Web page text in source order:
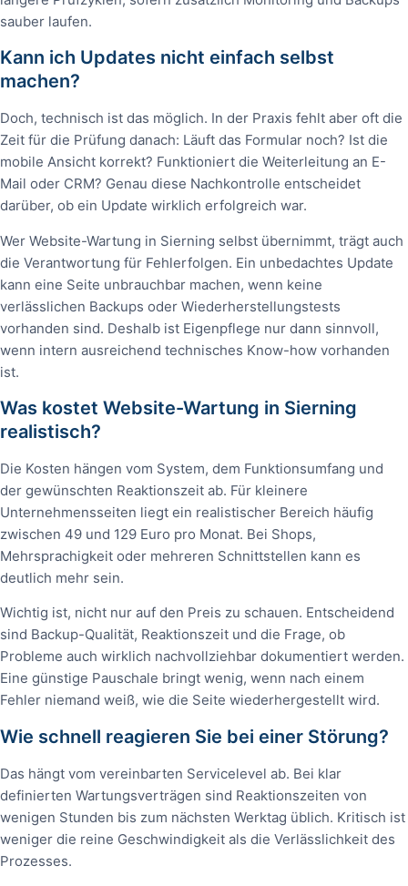
sauber laufen.
Kann ich Updates nicht einfach selbst
machen?
Doch, technisch ist das möglich. In der Praxis fehlt aber oft die
Zeit für die Prüfung danach: Läuft das Formular noch? Ist die
mobile Ansicht korrekt? Funktioniert die Weiterleitung an E-
Mail oder CRM? Genau diese Nachkontrolle entscheidet
darüber, ob ein Update wirklich erfolgreich war.
Wer Website-Wartung in Sierning selbst übernimmt, trägt auch
die Verantwortung für Fehlerfolgen. Ein unbedachtes Update
kann eine Seite unbrauchbar machen, wenn keine
verlässlichen Backups oder Wiederherstellungstests
vorhanden sind. Deshalb ist Eigenpflege nur dann sinnvoll,
wenn intern ausreichend technisches Know-how vorhanden
ist.
Was kostet Website-Wartung in Sierning
realistisch?
Die Kosten hängen vom System, dem Funktionsumfang und
der gewünschten Reaktionszeit ab. Für kleinere
Unternehmensseiten liegt ein realistischer Bereich häufig
zwischen 49 und 129 Euro pro Monat. Bei Shops,
Mehrsprachigkeit oder mehreren Schnittstellen kann es
deutlich mehr sein.
Wichtig ist, nicht nur auf den Preis zu schauen. Entscheidend
sind Backup-Qualität, Reaktionszeit und die Frage, ob
Probleme auch wirklich nachvollziehbar dokumentiert werden.
Eine günstige Pauschale bringt wenig, wenn nach einem
Fehler niemand weiß, wie die Seite wiederhergestellt wird.
Wie schnell reagieren Sie bei einer Störung?
Das hängt vom vereinbarten Servicelevel ab. Bei klar
definierten Wartungsverträgen sind Reaktionszeiten von
wenigen Stunden bis zum nächsten Werktag üblich. Kritisch ist
weniger die reine Geschwindigkeit als die Verlässlichkeit des
Prozesses.